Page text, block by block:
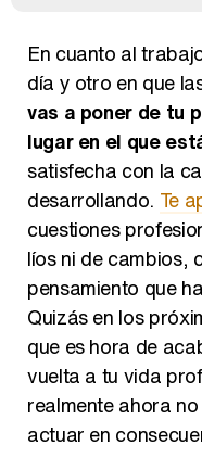
En cuanto al
día y otro en que
vas a poner de tu
lugar en el que
satisfecha con la
desarrollando. Te
cuestiones
líos ni de cambios,
pensamiento que
Quizás en los
que es hora de
vuelta a tu vida
realmente ahora
actuar en